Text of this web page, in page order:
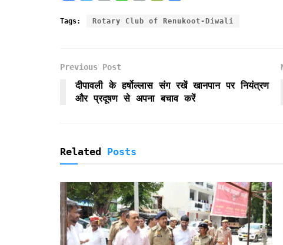
c
o
k
i
r
a
a
p
i
i
i
e
a
Tags: Rotary Club of Renukoot-Diwali
Previous Post
दीपावली के हर्षोल्लास संग रखें खानपान पर नियंत्रण
और प्रदूषण से अपना बचाव करें
Related Posts